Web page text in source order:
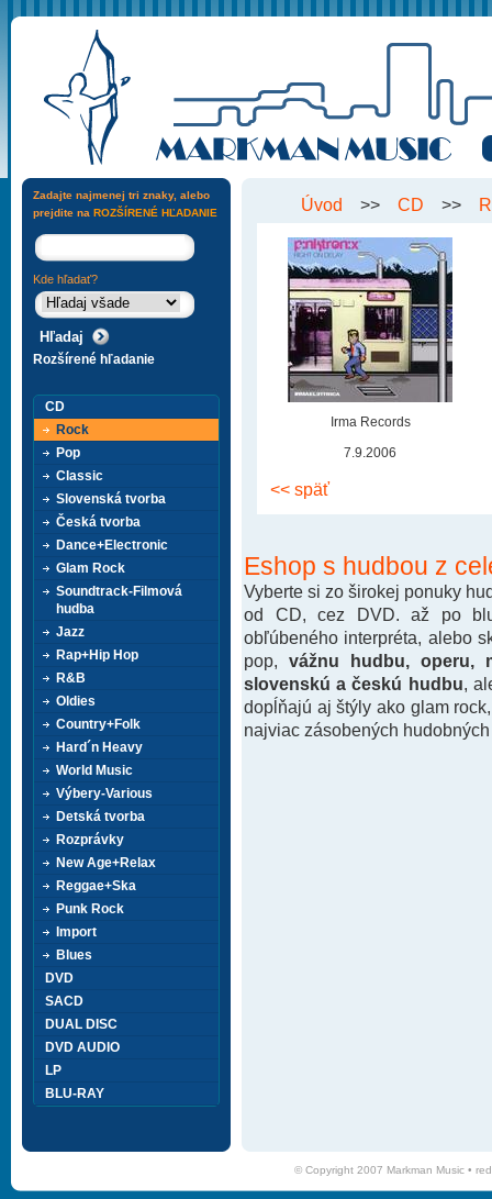
Úvod >> CD >>
Irma Records
7.9.2006
<< späť
Eshop s hudbou z
Vyberte si zo širokej ponuky
od CD, cez DVD. až po
obľúbeného interpréta, alebo
pop, vážnu hudbu, operu,
slovenskú a českú hudbu ,
dopĺňajú aj štýly ako glam
najviac zásobených
Zadajte najmenej tri znaky, alebo
prejdite na ROZŠÍRENÉ HĽADANIE
Kde hľadať?
Rozšírené hľadanie
CD
Rock
Pop
Classic
Slovenská tvorba
Česká tvorba
Dance+Electronic
Glam Rock
Soundtrack-Filmová
hudba
Jazz
Rap+Hip Hop
R&B
Oldies
Country+Folk
Hard´n Heavy
World Music
Výbery-Various
Detská tvorba
Rozprávky
New Age+Relax
Reggae+Ska
Punk Rock
Import
Blues
DVD
SACD
DUAL DISC
DVD AUDIO
LP
BLU-RAY
© Copyright 2007 Markman Music •